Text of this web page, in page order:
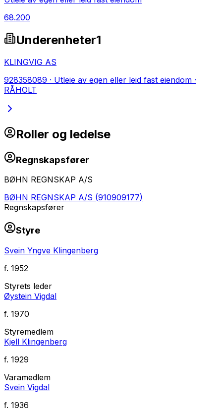
68.200
Underenheter1
KLINGVIG AS
928358089 · Utleie av egen eller leid fast eiendom ·
RÅHOLT
Roller og ledelse
Regnskapsfører
BØHN REGNSKAP A/S
BØHN REGNSKAP A/S (910909177)
Regnskapsfører
Styre
Svein Yngve Klingenberg
f. 1952
Styrets leder
Øystein Vigdal
f. 1970
Styremedlem
Kjell Klingenberg
f. 1929
Varamedlem
Svein Vigdal
f. 1936